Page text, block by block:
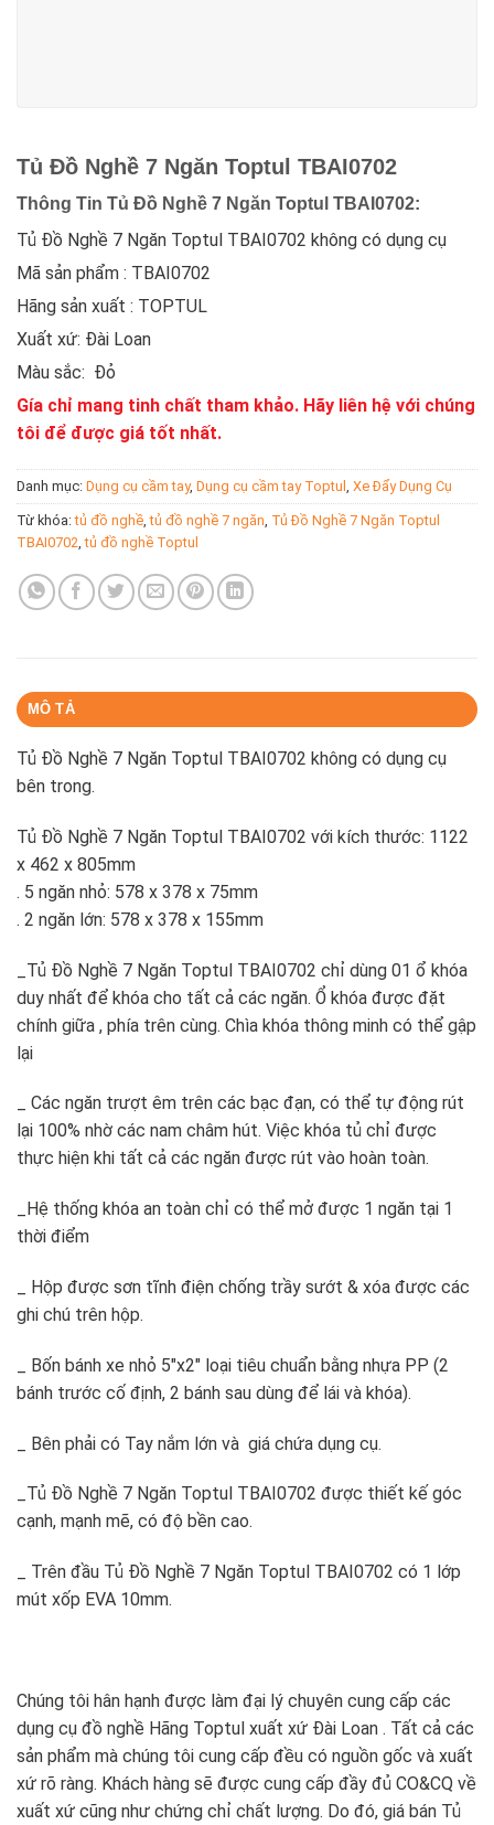
Tủ Đồ Nghề 7 Ngăn Toptul TBAI0702
Thông Tin Tủ Đồ Nghề 7 Ngăn Toptul TBAI0702:
Tủ Đồ Nghề 7 Ngăn Toptul TBAI0702 không có dụng cụ
Mã sản phẩm : TBAI0702
Hãng sản xuất : TOPTUL
Xuất xứ: Đài Loan
Màu sắc: Đỏ
Gía chỉ mang tinh chất tham khảo. Hãy liên hệ với chúng
tôi để được giá tốt nhất.
Danh mục: Dụng cụ cầm tay, Dụng cụ cầm tay Toptul , Xe Đẩy Dụng Cụ
Từ khóa:tủ đồ nghề,tủ đồ nghề 7 ngăn, Tủ Đồ Nghề 7 Ngăn Toptul
TBAI0702,tủ đồ nghề Toptul
MÔ TẢ
Tủ Đồ Nghề 7 Ngăn Toptul TBAI0702 không có dụng cụ
bên trong.
Tủ Đồ Nghề 7 Ngăn Toptul TBAI0702 với kích thước: 1122
x 462 x 805mm
. 5 ngăn nhỏ: 578 x 378 x 75mm
. 2 ngăn lớn: 578 x 378 x 155mm
_Tủ Đồ Nghề 7 Ngăn Toptul TBAI0702 chỉ dùng 01 ổ khóa
duy nhất để khóa cho tất cả các ngăn. Ổ khóa được đặt
chính giữa , phía trên cùng. Chìa khóa thông minh có thể gập
lại
_ Các ngăn trượt êm trên các bạc đạn, có thể tự động rút
lại 100% nhờ các nam châm hút. Việc khóa tủ chỉ được
thực hiện khi tất cả các ngăn được rút vào hoàn toàn.
_Hệ thống khóa an toàn chỉ có thể mở được 1 ngăn tại 1
thời điểm
_ Hộp được sơn tĩnh điện chống trầy sướt & xóa được các
ghi chú trên hộp.
_ Bốn bánh xe nhỏ 5″x2″ loại tiêu chuẩn bằng nhựa PP (2
bánh trước cố định, 2 bánh sau dùng để lái và khóa).
_ Bên phải có Tay nắm lớn và giá chứa dụng cụ.
_Tủ Đồ Nghề 7 Ngăn Toptul TBAI0702 được thiết kế góc
cạnh, mạnh mẽ, có độ bền cao.
_ Trên đầu Tủ Đồ Nghề 7 Ngăn Toptul TBAI0702 có 1 lớp
mút xốp EVA 10mm.
Chúng tôi hân hạnh được làm đại lý chuyên cung cấp các
dụng cụ đồ nghề Hãng Toptul xuất xứ Đài Loan . Tất cả các
sản phẩm mà chúng tôi cung cấp đều có nguồn gốc và xuất
xứ rõ ràng. Khách hàng sẽ được cung cấp đầy đủ CO&CQ về
xuất xứ cũng như chứng chỉ chất lượng. Do đó, giá bán Tủ